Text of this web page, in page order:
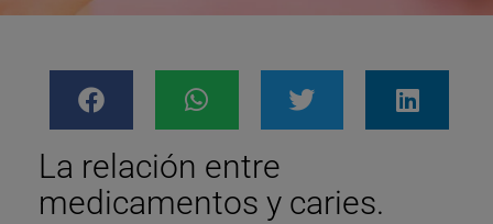
La relación entre
medicamentos y caries.